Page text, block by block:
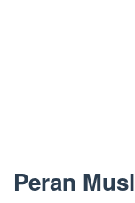
Peran